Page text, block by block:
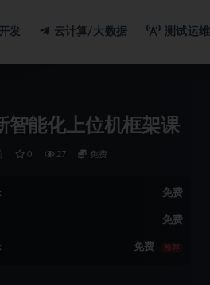
发 云计算/大数据 测试运维
智能化上位机框架课
0 27 免费
免费
免费
免费 推荐